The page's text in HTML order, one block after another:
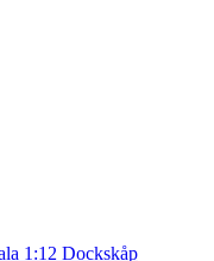
1:12 Dockskåp